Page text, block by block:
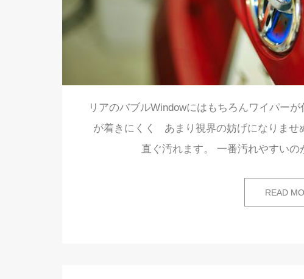
リアのバブルWindowにはもちろんワイパー
が着きにくく あまり視界の妨げになりませ
直ぐ汚れます。 一番汚れやすい
READ